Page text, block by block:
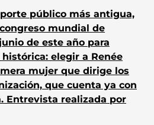
público más antigua,
mundial de
de este año para
elegir a Renée
mujer que dirige los
que cuenta ya con
Entrevista realizada por